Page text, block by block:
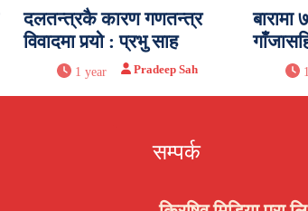
दलतन्त्रकै कारण गणतन्त्र
विवादमा पर्‍यो : प्रभु साह
1 year Pradeep Sah
बारामा
सम्पर्क